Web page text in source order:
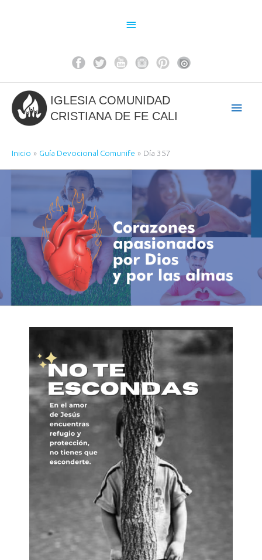
Above
IGLESIA COMUNIDAD
CRISTIANA DE FE CALI
Inicio Guía Devocional Comunife Día 357